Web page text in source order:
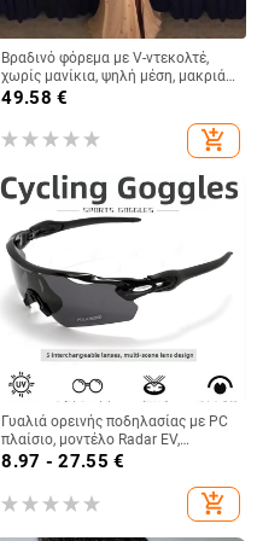
Βραδινό φόρεμα με V-ντεκολτέ,
χωρίς μανίκια, ψηλή μέση, μακριά
φούστα με αερόγραμμη γραμμή,
49.58 €
add_shopping_cart
Γυαλιά ορεινής ποδηλασίας με PC
πλαίσιο, μοντέλο Radar EV,
εναλλάξιμοι φακοί, συμβατά με
8.97 - 27.55 €
add_shopping_cart